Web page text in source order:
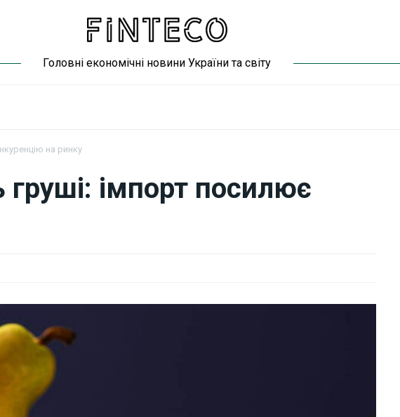
Головні економічні новини України та світу
на ринку
імпорт посилює